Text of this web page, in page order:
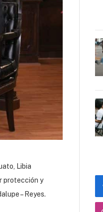
Libia
protección y
– Reyes.